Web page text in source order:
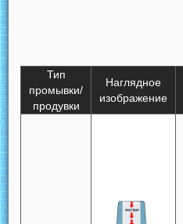
Тип
промывки/
продувки
Наглядное
изображение